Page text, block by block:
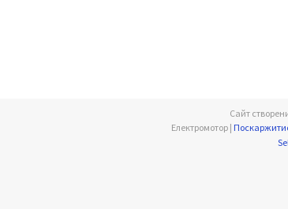
Сайт
Електромотор |